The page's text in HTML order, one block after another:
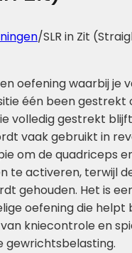
/SLR in Zit
oefening waarbij je
één been gestrekt
volledig gestrekt
vaak gebruikt in
om de quadriceps
te activeren, terwijl
gehouden. Het is
oefening die helpt
kniecontrole en
gewrichtsbelasting.